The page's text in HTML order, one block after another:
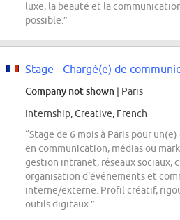
luxe, la beauté et la
possible.”
Stage - Chargé(e) de
Company not shown | Paris
Internship, Creative, French
“Stage de 6 mois à Paris pour
en communication, médias ou
gestion intranet, réseaux sociaux,
organisation d'événements et
interne/externe. Profil créatif,
outils digitaux.”